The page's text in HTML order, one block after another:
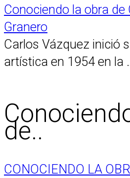
Conociendo la obra de
Granero
Carlos Vázquez inició
artística en 1954 en la
de..
CONOCIENDO LA